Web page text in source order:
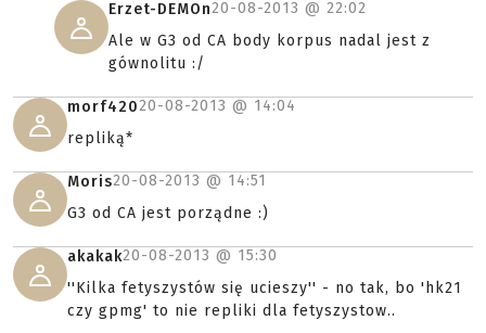
Erzet-DEMOn20-08-2013 @ 22:02
Ale w G3 od CA body korpus nadal jest z
gównolitu :/
morf42020-08-2013 @ 14:04
repliką*
Moris20-08-2013 @ 14:51
G3 od CA jest porządne :)
akakak20-08-2013 @ 15:30
''Kilka fetyszystów się ucieszy'' - no tak, bo 'hk21
czy gpmg' to nie repliki dla fetyszystow..